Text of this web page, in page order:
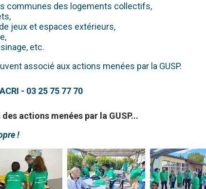
communes des logements collectifs,
jeux et espaces extérieurs,
etc.
associé aux actions menées par la GUSP.
- 03 25 75 77 70
actions menées par la GUSP...
!